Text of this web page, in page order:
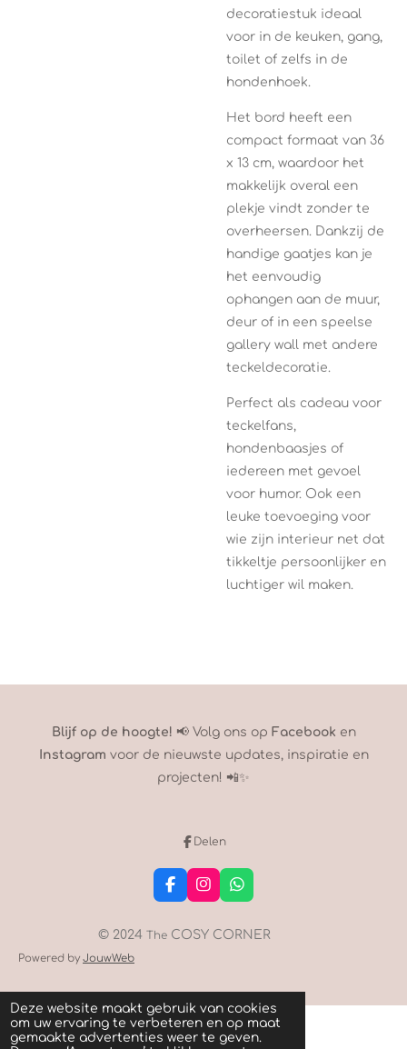
Deze website maakt gebruik van cookies
om uw ervaring te verbeteren en op maat
gemaakte advertenties weer te geven.
decoratiestuk ideaal
voor in de keuken, gang,
toilet of zelfs in de
hondenhoek.
Het bord heeft een
compact formaat van 36
x 13 cm, waardoor het
makkelijk overal een
plekje vindt zonder te
overheersen. Dankzij de
handige gaatjes kan je
het eenvoudig
ophangen aan de muur,
deur of in een speelse
gallery wall met andere
teckeldecoratie.
Perfect als cadeau voor
teckelfans,
hondenbaasjes of
iedereen met gevoel
voor humor. Ook een
leuke toevoeging voor
wie zijn interieur net dat
tikkeltje persoonlijker en
luchtiger wil maken.
Blijf op de hoogte! 📢 Volg ons op Facebook en
Instagram voor de nieuwste updates, inspiratie en
projecten! 📲✨
Delen
F
a
e
k
I
n
t
a
m
W
h
t
p
© 2024 The COSY CORNER
Powered by JouwWeb